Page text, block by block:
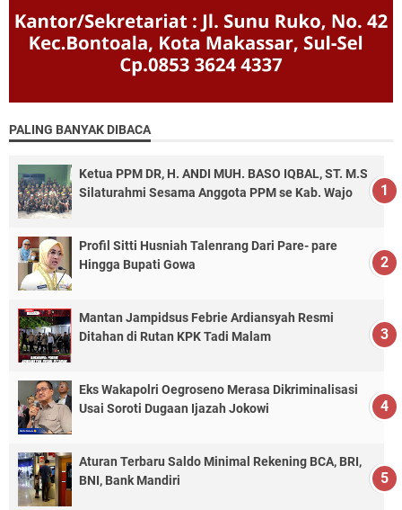
PALING BANYAK DIBACA
Ketua PPM DR, H. ANDI MUH. BASO IQBAL, ST. M.S
Silaturahmi Sesama Anggota PPM se Kab. Wajo
Profil Sitti Husniah Talenrang Dari Pare- pare
Hingga Bupati Gowa
Mantan Jampidsus Febrie Ardiansyah Resmi
Ditahan di Rutan KPK Tadi Malam
Eks Wakapolri Oegroseno Merasa Dikriminalisasi
Usai Soroti Dugaan Ijazah Jokowi
Aturan Terbaru Saldo Minimal Rekening BCA, BRI,
BNI, Bank Mandiri